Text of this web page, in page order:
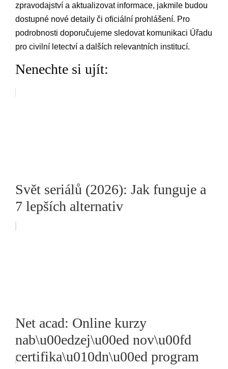
zpravodajství a aktualizovat⁢ informace, jakmile budou
dostupné ⁤nové detaily ‍či oficiální prohlášení.‌ Pro
⁤podrobnosti doporučujeme sledovat komunikaci Úřadu‌
pro civilní letectví a dalších relevantních ⁢institucí.
Nenechte si ujít:
Svět seriálů (2026): Jak funguje a
7 lepších alternativ
Net acad: Online kurzy
nab\u00edzej\u00ed nov\u00fd
certifika\u010dn\u00ed program